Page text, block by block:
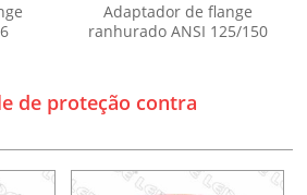
Adaptador de flange
ranhurado ANSI 125/150
de proteção contra